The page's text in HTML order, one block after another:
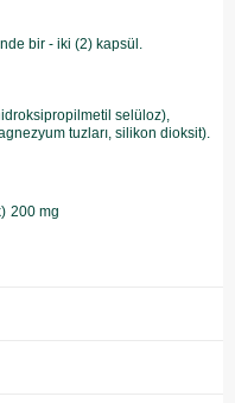
bir - iki (2) kapsül.
selüloz),
tuzları, silikon dioksit).
200 mg